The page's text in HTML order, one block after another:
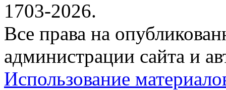
1703-2026.
Все права на
администрации сайта и
Использование